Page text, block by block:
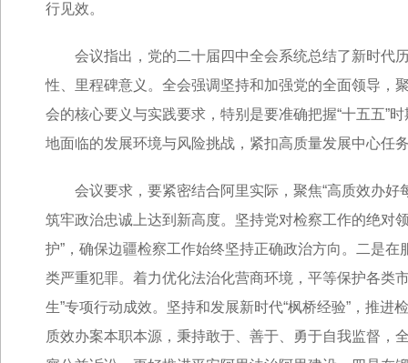
行见效。
会议指出，党的二十届四中全会系统总结了新时代
性、里程碑意义。全会强调坚持和加强党的全面领导，
会的核心要义与实践要求，特别是要准确把握“十五五”
地面临的发展环境与风险挑战，紧扣高质量发展中心任
会议要求，要紧密结合阿里实际，聚焦“高质效办
筑牢政治忠诚上达到新高度。坚持党对检察工作的绝对
护”，确保边疆检察工作始终坚持正确政治方向。二是
类严重犯罪。着力优化法治化营商环境，平等保护各类
生”专项行动成效。坚持和发展新时代“枫桥经验”，推
质效办案本职本源，秉持敢于、善于、勇于自我监督，